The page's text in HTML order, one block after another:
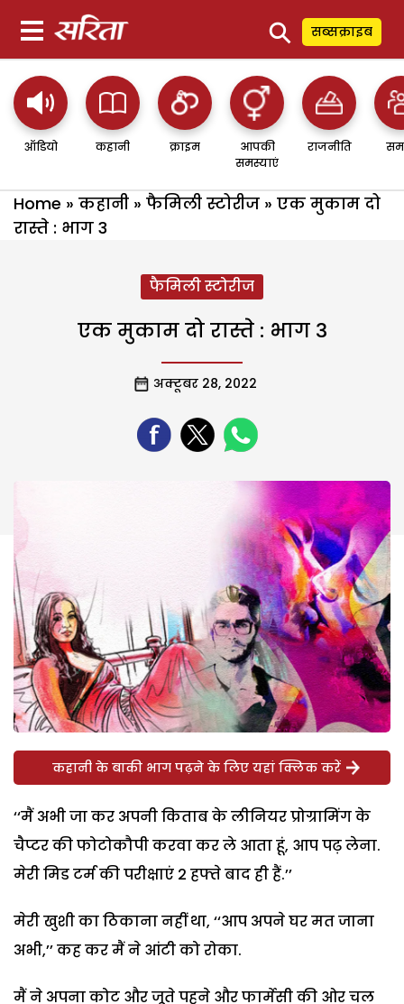
⚲ सब्सक्राइब
ऑडियो कहानी क्राइम
आपकी
समस्याएं
राजनीति
Home » कहानी » फैमिली स्टोरीज » एक मुकाम दो
रास्ते : भाग 3
फैमिली स्टोरीज
एक मुकाम दो रास्ते : भाग 3
अक्टूबर 28, 2022
कहानी के बाकी भाग पढ़ने के लिए यहां क्लिक करें
‘‘मैं अभी जा कर अपनी किताब के लीनियर प्रोग्रामिंग के
चैप्टर की फोटोकौपी करवा कर ले आता हूं, आप पढ़ लेना.
मेरी मिड टर्म की परीक्षाएं 2 हफ्ते बाद ही हैं.’’
मेरी खुशी का ठिकाना नहीं था, ‘‘आप अपने घर मत जाना
अभी,’’ कह कर मैं ने आंटी को रोका.
मैं ने अपना कोट और जूते पहने और फार्मेसी की ओर चल